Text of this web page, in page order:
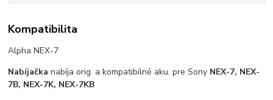
Kompatibilita
Alpha NEX-7
Nabíjačka nabíja orig. a kompatibilné aku. pre Sony NEX-7, NEX-
7B, NEX-7K, NEX-7KB